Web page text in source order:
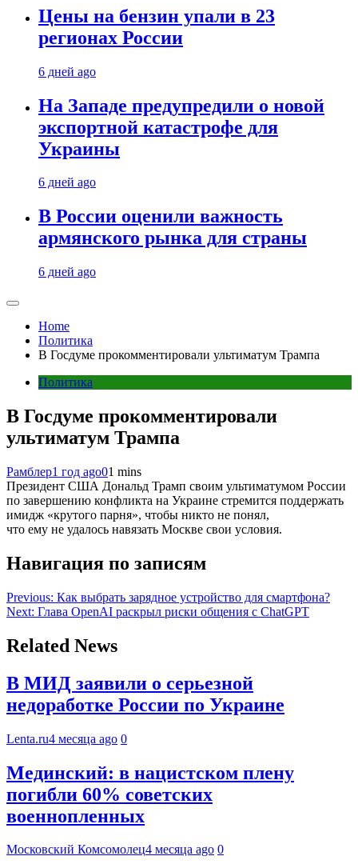
Цены на бензин упали в 23
регионах России
6 дней ago
На Западе предупредили о новой
экспортной катастрофе для
Украины
6 дней ago
В России оценили важность
армянского рынка для страны
6 дней ago
Home
Политика
В Госдуме прокомментировали ультиматум Трампа
Политика
В Госдуме прокомментировали
ультиматум Трампа
Рамблер1 год ago01 mins
Президент США Дональд Трамп своим ультиматумом России
по завершению конфликта на Украине стремится поддержать
имидж «крутого парня», чтобы никто не понял,
что ему не удалось навязать Москве свои условия.
Навигация по записям
Previous: Как выбрать зарядное устройство для смартфона?
Next: Глава OpenAI раскрыл риски общения с ChatGPT
Related News
В МИД заявили о серьезной
недоработке России по Украине
Lenta.ru4 месяца ago 0
Мединский: в нацистском плену
погибли 60% советских
военнопленных
Московский Комсомолец4 месяца ago 0